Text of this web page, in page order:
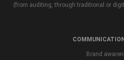
(from auditing, through traditional or
Brand